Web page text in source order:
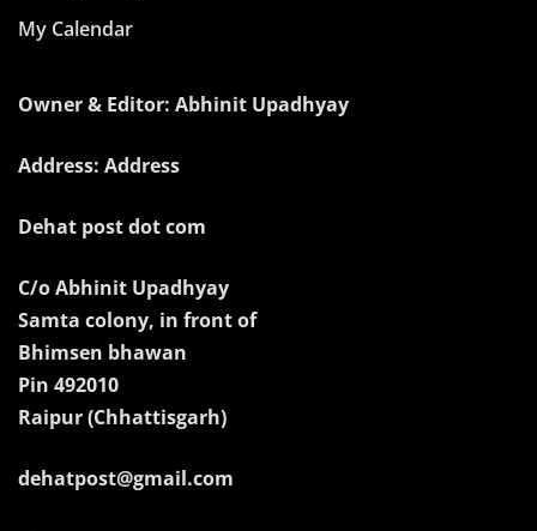
My Calendar
Owner & Editor: Abhinit Upadhyay
Address: Address
Dehat post dot com
C/o Abhinit Upadhyay
Samta colony, in front of
Bhimsen bhawan
Pin 492010
Raipur (Chhattisgarh)
dehatpost@gmail.com